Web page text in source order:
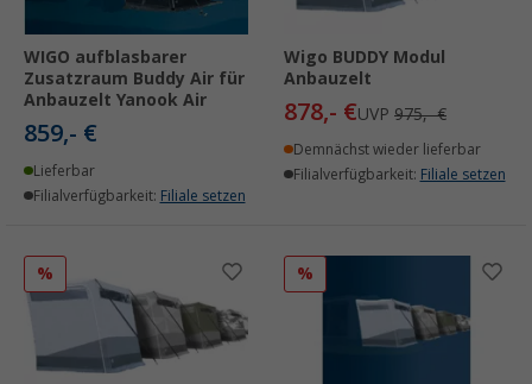
WIGO aufblasbarer
Zusatzraum Buddy Air für
Anbauzelt Yanook Air
859,- €
Lieferbar
Filialverfügbarkeit: Filiale setzen
Wigo BUDDY Modul
Anbauzelt
878,- €UVP 975,- €
Demnächst wieder lieferbar
Filialverfügbarkeit: Filiale setzen
% %